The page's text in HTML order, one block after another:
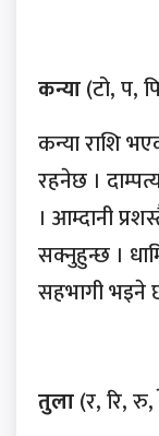
कन्या(टो, प,
कन्या राशि
रहनेछ ।
। आम्दानी
सक्नुहुन्छ ।
सहभागी भइने
तुला(र, रि,